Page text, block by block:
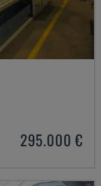
295.000 €